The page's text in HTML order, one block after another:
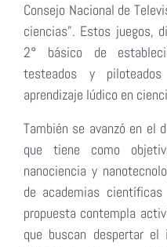
Consejo Nacional de
ciencias”. Estos juegos,
2° básico de
testeados y
aprendizaje lúdico en
También se avanzó en el
que tiene como
nanociencia y
de academias
propuesta contempla
que buscan despertar